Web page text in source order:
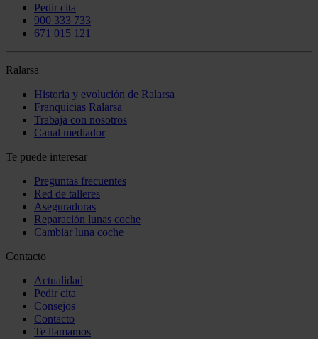
Pedir cita
900 333 733
671 015 121
Ralarsa
Historia y evolución de Ralarsa
Franquicias Ralarsa
Trabaja con nosotros
Canal mediador
Te puede interesar
Preguntas frecuentes
Red de talleres
Aseguradoras
Reparación lunas coche
Cambiar luna coche
Contacto
Actualidad
Pedir cita
Consejos
Contacto
Te llamamos